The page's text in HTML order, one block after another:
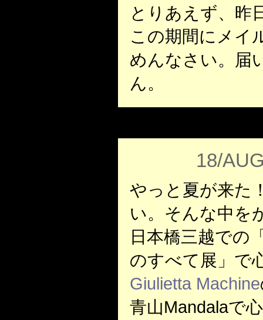
とりあえず、昨
この期間にメイ
めんなさい。届
ん。
18/
やっと夏が来た
い。そんな中を
日本橋三越での
のすべて展」で
Giulietta Machine
青山Mandalaで